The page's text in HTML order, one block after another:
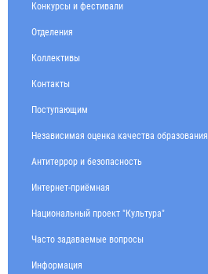
Конкурсы и фестивали
Отделения
Коллективы
Контакты
Поступающим
Независимая оценка качества образования
Антитеррор и безопасность
Интернет-приёмная
Национальный проект "Культура"
Часто задаваемые вопросы
Информация